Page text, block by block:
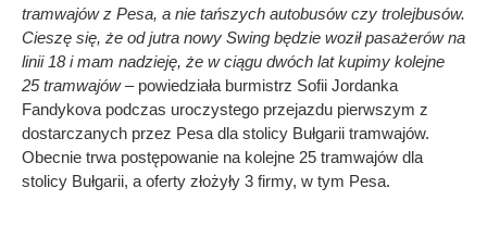
tramwajów z Pesa, a nie tańszych autobusów czy trolejbusów.
Cieszę się, że od jutra nowy Swing będzie woził pasażerów na
linii 18 i mam nadzieję, że w ciągu dwóch lat kupimy kolejne
25 tramwajów– powiedziała burmistrz Sofii Jordanka
Fandykova podczas uroczystego przejazdu pierwszym z
dostarczanych przez Pesa dla stolicy Bułgarii tramwajów.
Obecnie trwa postępowanie na kolejne 25 tramwajów dla
stolicy Bułgarii, a oferty złożyły 3 firmy, w tym Pesa.